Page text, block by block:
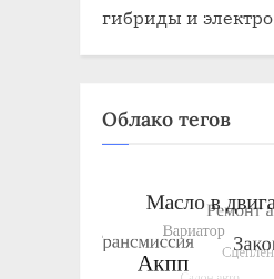
гибриды и электро
Облако тегов